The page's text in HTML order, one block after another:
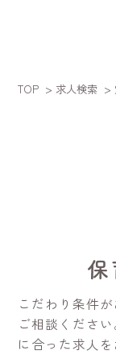
TOP > 求人検索 >
保
こだわり条件
ご相談ください
に合った求人を